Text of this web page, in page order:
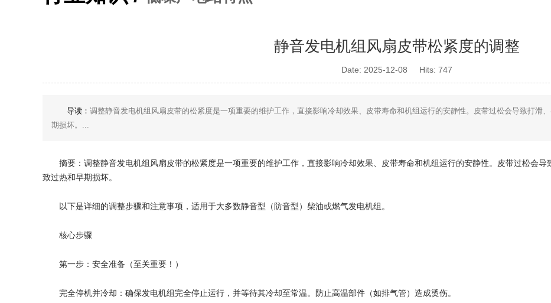
静音发电机组风扇皮带松紧度的调整
Date: 2025-12-08 Hits: 747
导读： 调整静音发电机组风扇皮带的松紧度是一项重要的维护工作，直接影响冷却效果、皮带寿命和机组运行的安静性。皮带过松会导致打滑
期损坏。...
摘要：调整静音发电机组风扇皮带的松紧度是一项重要的维护工作，直接影响冷却效果、皮带寿命和机组运行的安静性。皮带过松会
致过热和早期损坏。
以下是详细的调整步骤和注意事项，适用于大多数静音型（防音型）柴油或燃气发电机组。
核心步骤
第一步：安全准备（至关重要！）
完全停机并冷却：确保发电机组完全停止运行，并等待其冷却至常温。防止高温部件（如排气管）造成烫伤。